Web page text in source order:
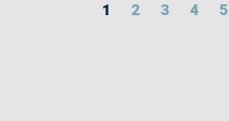
1 2 3 4 5